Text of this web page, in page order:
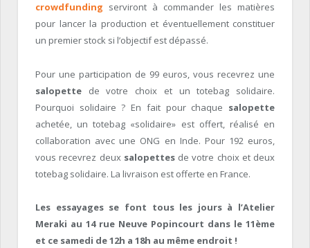
crowdfunding serviront à commander les matières
pour lancer la production et éventuellement constituer
un premier stock si l’objectif est dépassé.
Pour une participation de 99 euros, vous recevrez une
salopette de votre choix et un totebag solidaire.
Pourquoi solidaire ? En fait pour chaque salopette
achetée, un totebag «solidaire» est offert, réalisé en
collaboration avec une ONG en Inde. Pour 192 euros,
vous recevrez deux salopettesde votre choix et deux
totebag solidaire. La livraison est offerte en France.
Les essayages se font tous les jours à l’Atelier
Meraki au 14 rue Neuve Popincourt dans le 11ème
et ce samedi de 12h a 18h au même endroit !